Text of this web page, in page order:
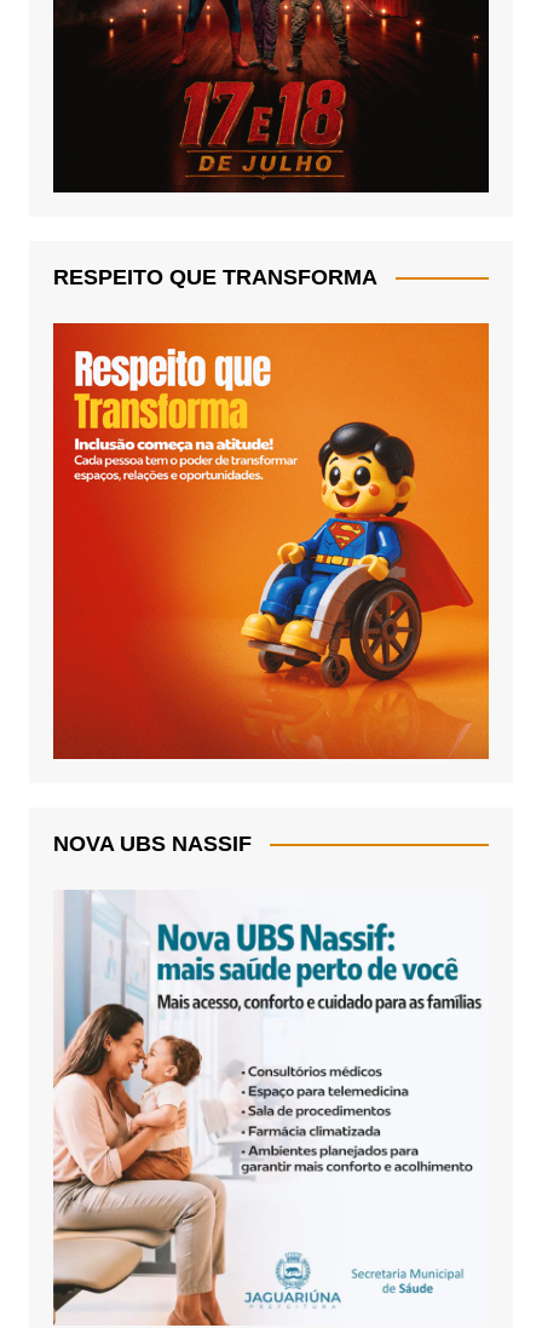
RESPEITO QUE TRANSFORMA
NOVA UBS NASSIF